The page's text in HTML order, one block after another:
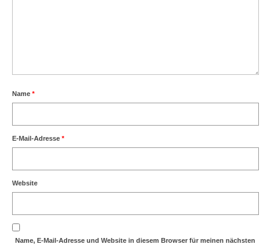
Name *
E-Mail-Adresse *
Website
Name, E-Mail-Adresse und Website in diesem Browser für meinen nächsten